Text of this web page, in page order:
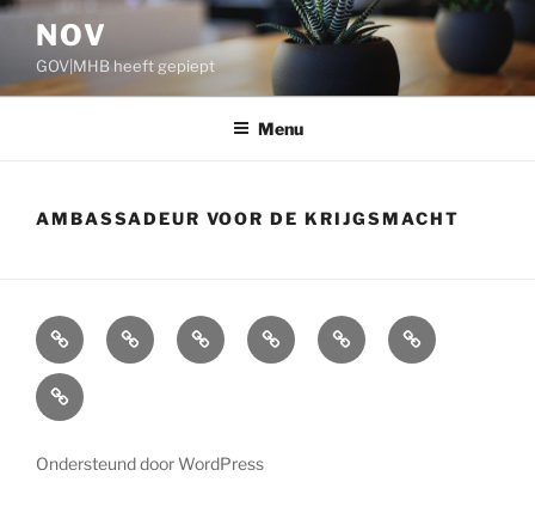
Ga
inhoud
NOV
GOV|MHB heeft gepiept
Menu
AMBASSADEUR VOOR DE KRIJGSMACHT
Arbeidsvoorwaarden
Carré
Onze
krijgsmacht
Ledenvoordelen
AfdelingenSymposium
Carré
Overzicht
Ondersteund door WordPress